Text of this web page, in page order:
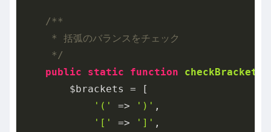
/**
     * 括弧のバランスをチェック
     */
public
static function
        $brackets = [
'('
=> ')' ,
'['
=> ']' ,